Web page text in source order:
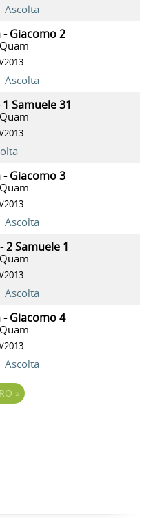
Ascolta
- Giacomo 2
2013
Ascolta
Samuele 31
2013
- Giacomo 3
2013
Ascolta
2 Samuele 1
2013
Ascolta
- Giacomo 4
2013
Ascolta
»